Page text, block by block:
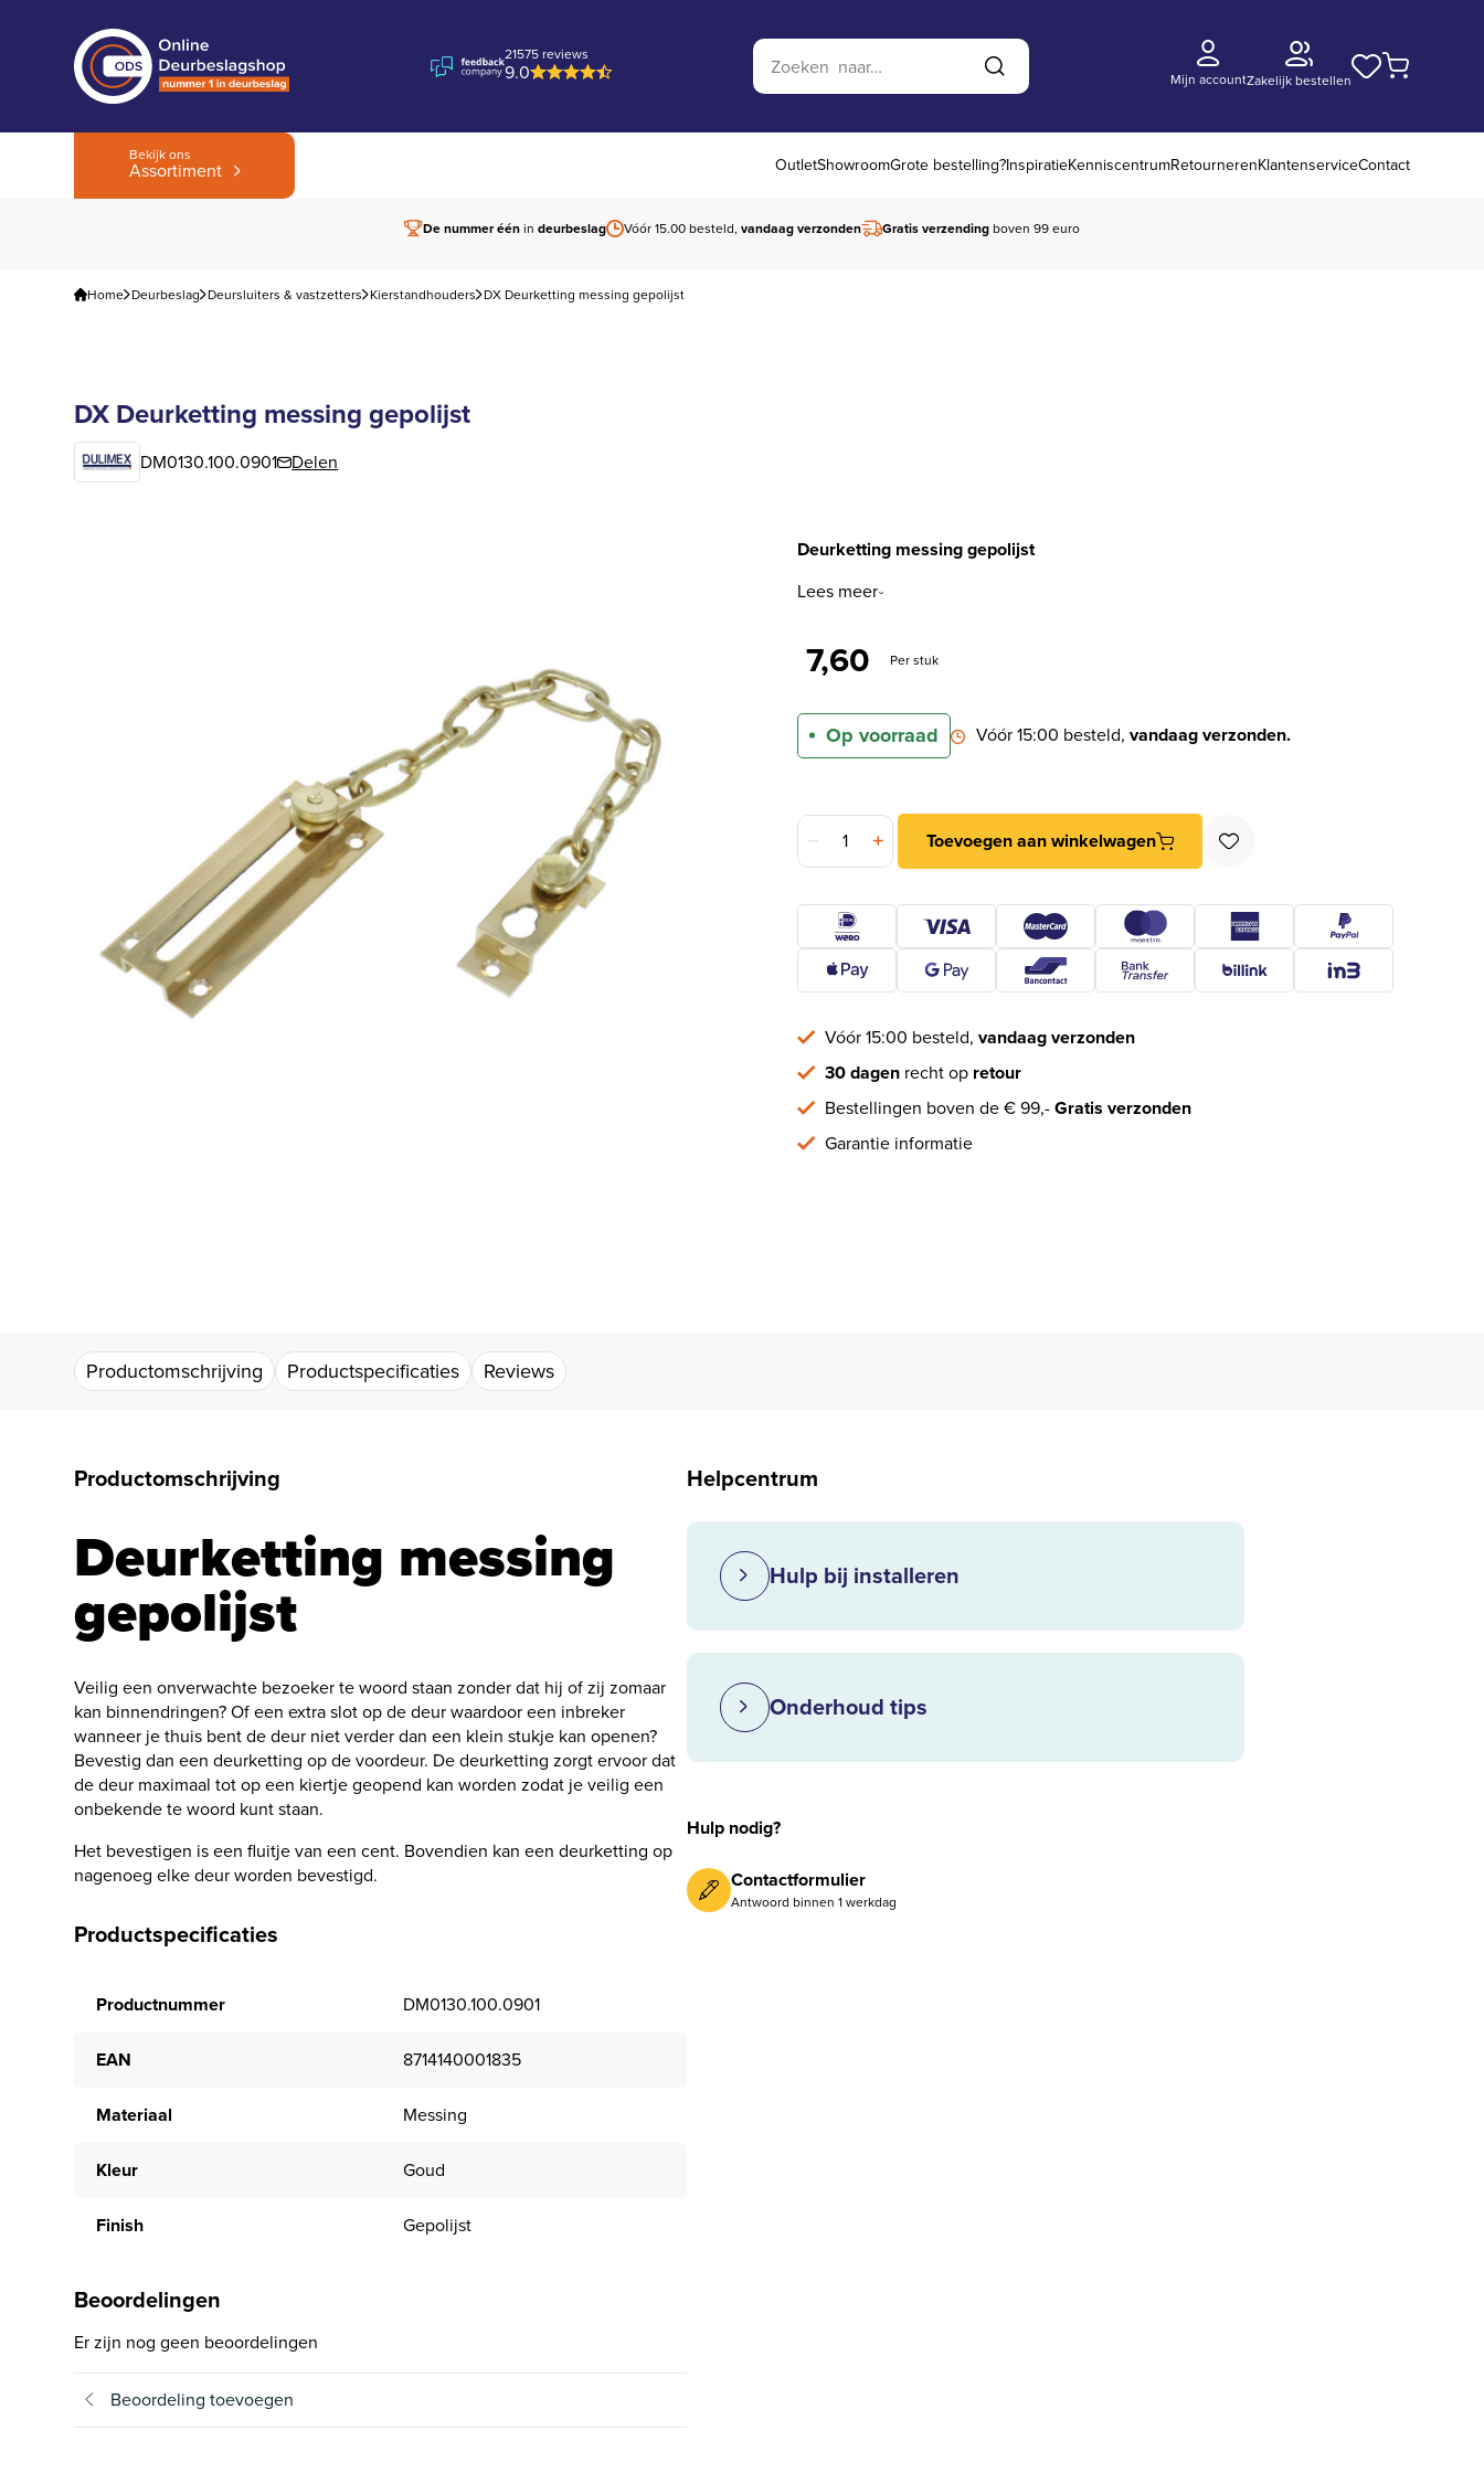
21575 reviews
9.0
Zoek op website
Zoeken
Mijn accountZakelijk bestellen
Bekijk ons
Assortiment OutletShowroomGrote bestelling?InspiratieKenniscentrumRetournerenKlantenserviceContact
De nummer éénin deurbeslag Vóór 15.00 besteld, vandaag verzonden Gratis verzendingboven 99 euro
Home Deurbeslag Deursluiters & vastzetters Kierstandhouders DX Deurketting messing gepolijst
DX Deurketting messing gepolijst
DM0130.100.0901 Delen
Deurketting messing gepolijst
Lees meer
7,60 Per stuk
Op voorraad Vóór 15:00 besteld, vandaag verzonden.
DX Deurketting messing gepolijst aantal
Toevoegen aan winkelwagen
Vóór 15:00 besteld, vandaag verzonden
30 dagen recht op retour
Bestellingen boven de € 99,-Gratis verzonden
Garantie informatie
Productomschrijving Productspecificaties Reviews
Productomschrijving
Deurketting messing
gepolijst
Veilig een onverwachte bezoeker te woord staan zonder dat hij of zij zomaar
kan binnendringen? Of een extra slot op de deur waardoor een inbreker
wanneer je thuis bent de deur niet verder dan een klein stukje kan openen?
Bevestig dan een deurketting op de voordeur. De deurketting zorgt ervoor dat
de deur maximaal tot op een kiertje geopend kan worden zodat je veilig een
onbekende te woord kunt staan.
Het bevestigen is een fluitje van een cent. Bovendien kan een deurketting op
nagenoeg elke deur worden bevestigd.
Productspecificaties
Productnummer DM0130.100.0901
EAN 8714140001835
Materiaal Messing
Kleur Goud
Finish Gepolijst
Beoordelingen
Er zijn nog geen beoordelingen
Beoordeling toevoegen
Helpcentrum
Hulp bij installeren
Onderhoud tips
Hulp nodig?
Contactformulier
Antwoord binnen 1 werkdag